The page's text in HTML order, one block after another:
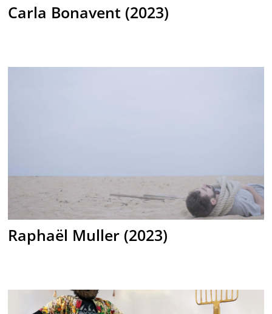
Carla Bonavent (2023)
Raphaël Muller (2023)